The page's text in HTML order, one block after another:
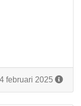
februari 2025